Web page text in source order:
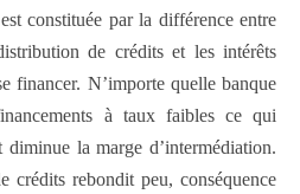
constituée par la différence entre
de crédits et les intérêts
financer. N’importe quelle banque
à taux faibles ce qui
diminue la marge d’intermédiation.
crédits rebondit peu, conséquence